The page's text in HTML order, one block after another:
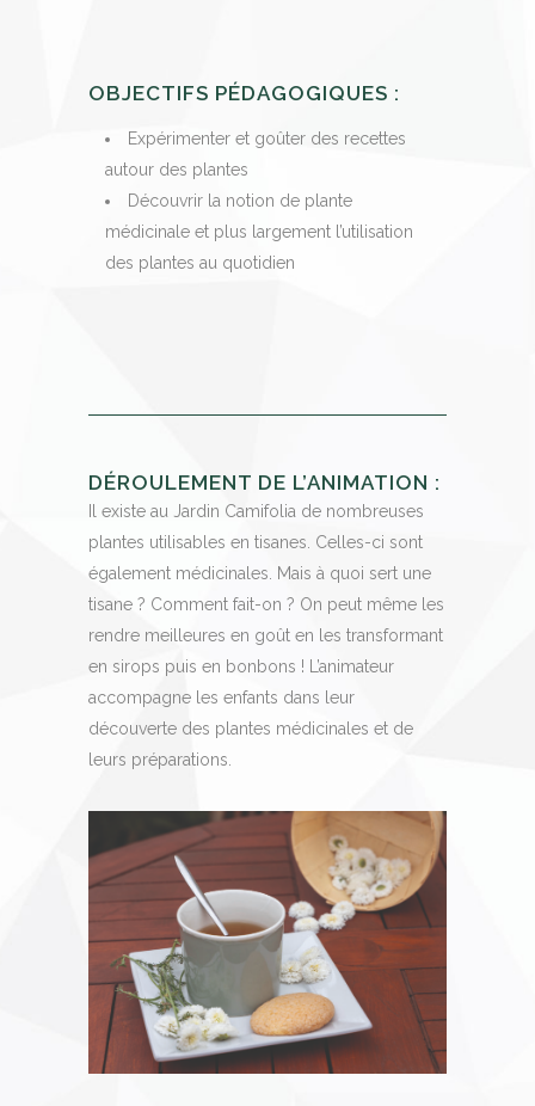
OBJECTIFS PÉDAGOGIQUES :
Expérimenter et goûter des recettes
autour des plantes
Découvrir la notion de plante
médicinale et plus largement l’utilisation
des plantes au quotidien
DÉROULEMENT DE L’ANIMATION :
Il existe au Jardin Camifolia de nombreuses
plantes utilisables en tisanes. Celles-ci sont
également médicinales. Mais à quoi sert une
tisane ? Comment fait-on ? On peut même les
rendre meilleures en goût en les transformant
en sirops puis en bonbons ! L’animateur
accompagne les enfants dans leur
découverte des plantes médicinales et de
leurs préparations.